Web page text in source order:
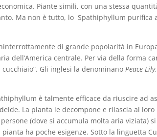
Piante simili, con una stessa
Ma non è tutto, lo Spathiphyllum purifica
di grande popolarità in
dell’America centrale. Per via della forma
Gli inglesi la denominano Peace Lily
è talmente efficace da riuscire ad
La pianta le decompone e rilascia al loro
(dove si accumula molta aria viziata) si
ha poche esigenze. Sotto la linguetta